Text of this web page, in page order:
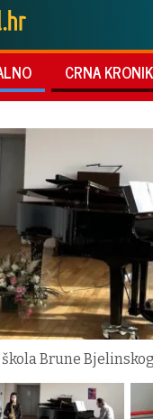
CRNA
škola Brune